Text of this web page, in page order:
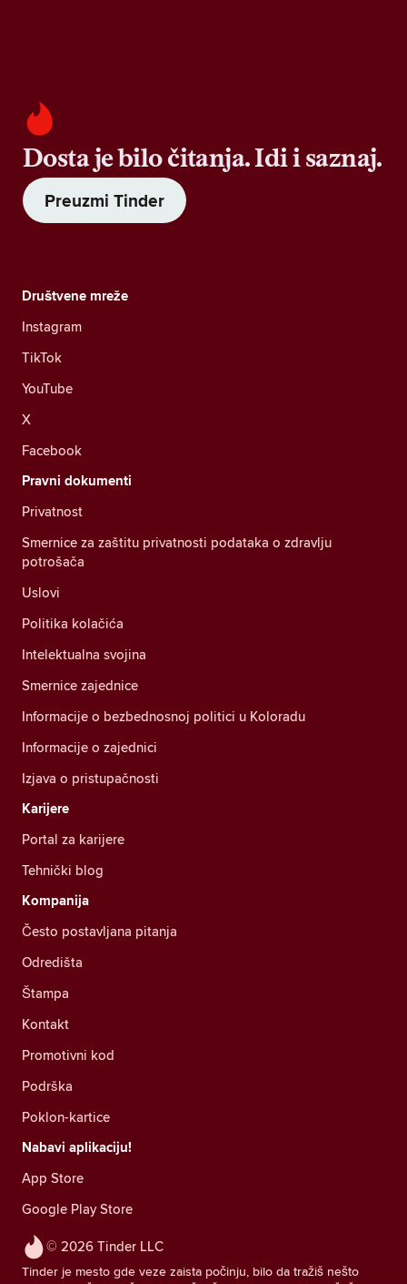
Dosta je bilo čitanja. Idi i saznaj.
Preuzmi Tinder
© 2026 Tinder LLC
Tinder je mesto gde veze zaista počinju, bilo da tražiš nešto
Društvene mreže
Instagram
TikTok
YouTube
X
Facebook
Pravni dokumenti
Privatnost
Smernice za zaštitu privatnosti podataka o zdravlju
potrošača
Uslovi
Politika kolačića
Intelektualna svojina
Smernice zajednice
Informacije o bezbednosnoj politici u Koloradu
Informacije o zajednici
Izjava o pristupačnosti
Karijere
Portal za karijere
Tehnički blog
Kompanija
Često postavljana pitanja
Odredišta
Štampa
Kontakt
Promotivni kod
Podrška
Poklon-kartice
Nabavi aplikaciju!
App Store
Google Play Store